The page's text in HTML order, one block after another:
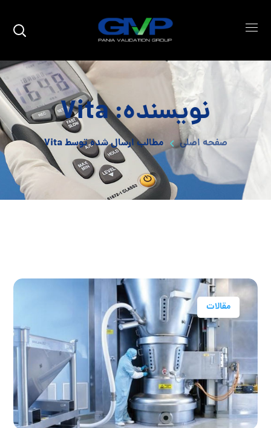
نویسنده: Vita
صفحه اصلی مطالب ارسال شده توسط Vita
مقالات